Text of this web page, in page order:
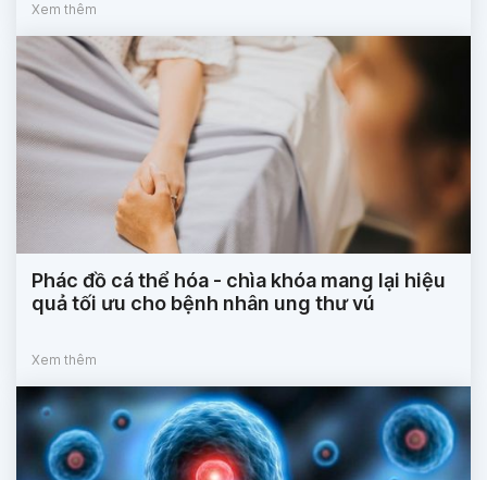
Xem thêm
Phác đồ cá thể hóa - chìa khóa mang lại hiệu
quả tối ưu cho bệnh nhân ung thư vú
Xem thêm